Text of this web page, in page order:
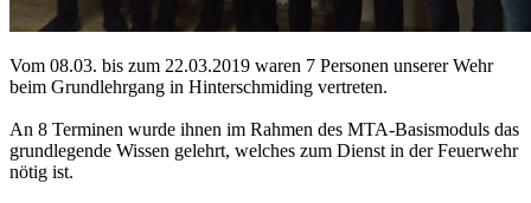
Vom 08.03. bis zum 22.03.2019 waren 7 Personen unserer Wehr
beim Grundlehrgang in Hinterschmiding vertreten.
An 8 Terminen wurde ihnen im Rahmen des MTA-Basismoduls das
grundlegende Wissen gelehrt, welches zum Dienst in der Feuerwehr
nötig ist.